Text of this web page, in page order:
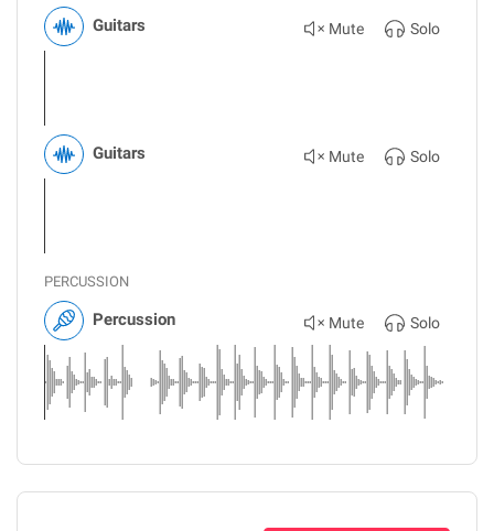
Guitars Mute Solo
Guitars Mute Solo
PERCUSSION
Percussion Mute Solo